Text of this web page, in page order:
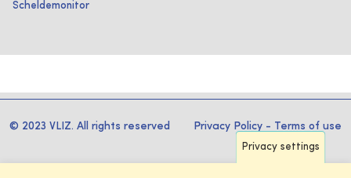
Scheldemonitor
© 2023 VLIZ. All rights reserved Privacy Policy - Terms of use
Privacy settings